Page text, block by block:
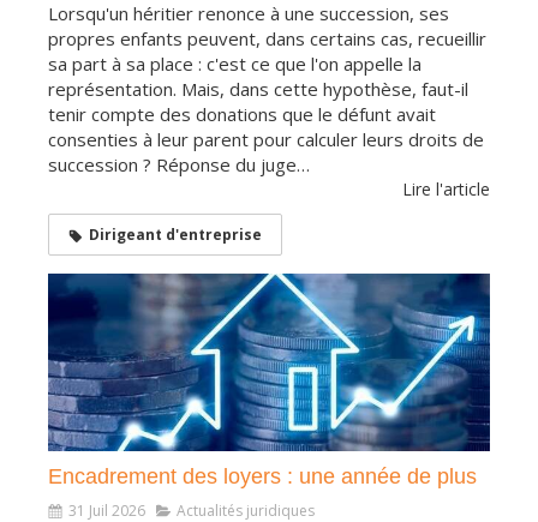
Lorsqu'un héritier renonce à une succession, ses
propres enfants peuvent, dans certains cas, recueillir
sa part à sa place : c'est ce que l'on appelle la
représentation. Mais, dans cette hypothèse, faut-il
tenir compte des donations que le défunt avait
consenties à leur parent pour calculer leurs droits de
succession ? Réponse du juge…
Lire l'article
Dirigeant d'entreprise
Encadrement des loyers : une année de plus
31 Juil 2026 Actualités juridiques